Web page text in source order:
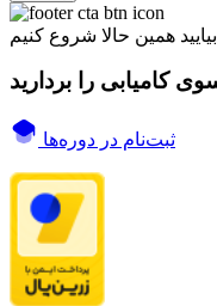
ثبت‌نام در دوره‌ها